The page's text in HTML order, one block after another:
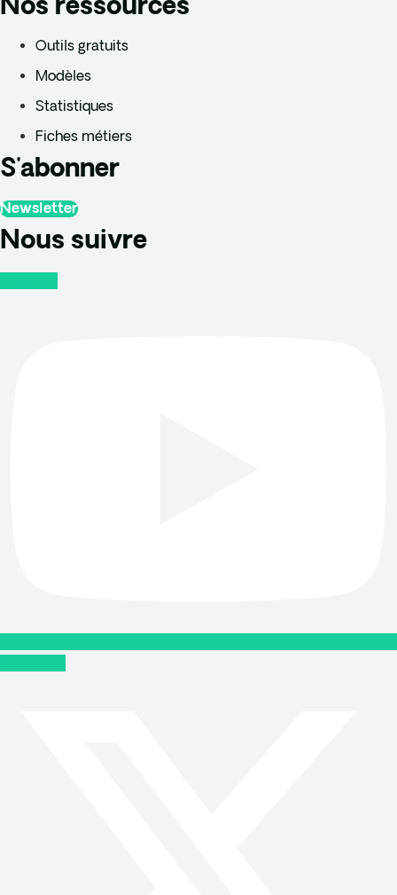
Nos ressources
Outils gratuits
Modèles
Statistiques
Fiches métiers
S'abonner
Newsletter
Nous suivre